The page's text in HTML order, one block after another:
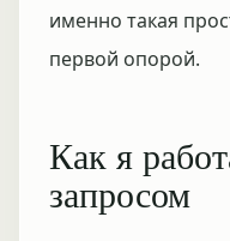
именно такая
первой опорой.
Как я
запросом